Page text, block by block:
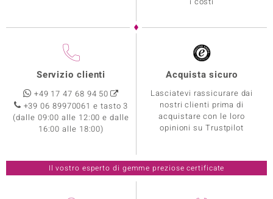
Servizio clienti
+49 17 47 68 94 50
+39 06 89970061 e tasto 3
(dalle 09:00 alle 12:00 e dalle
16:00 alle 18:00)
Acquista sicuro
Lasciatevi rassicurare dai
nostri clienti prima di
acquistare con le loro
opinioni su Trustpilot
Il vostro esperto di gemme preziose certificate